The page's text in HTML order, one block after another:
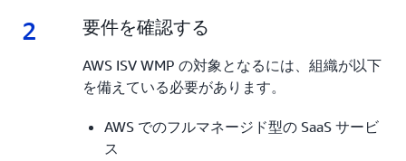
2 2.
要件を確認する
AWS ISV WMP の対象となるには、組織が以下
を備えている必要があります。
AWS でのフルマネージド型の SaaS サービ
ス